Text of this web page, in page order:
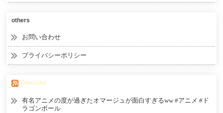
others
お問い合わせ
プライバシーポリシー
Tmatome
有名アニメの度が過ぎたオマージュが面白すぎるww #アニメ #ド
ラゴンボール